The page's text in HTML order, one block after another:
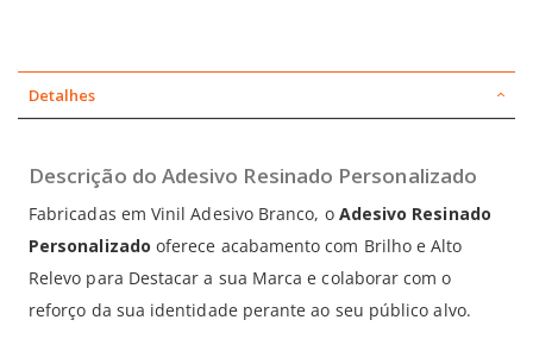
Detalhes
Descrição do Adesivo Resinado Personalizado
Fabricadas em Vinil Adesivo Branco, o Adesivo Resinado
Personalizado oferece acabamento com Brilho e Alto
Relevo para Destacar a sua Marca e colaborar com o
reforço da sua identidade perante ao seu público alvo.